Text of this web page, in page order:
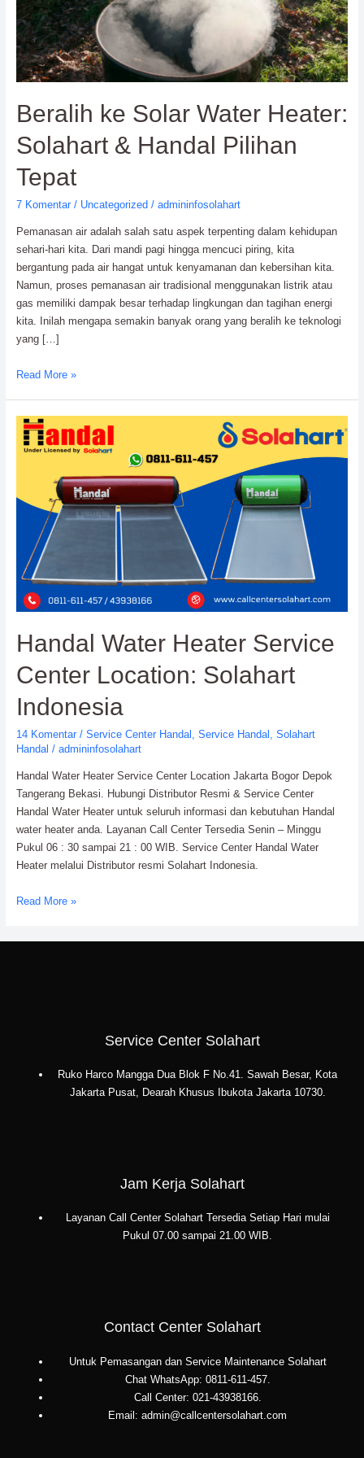
Beralih ke Solar Water Heater:
Solahart & Handal Pilihan
Tepat
7 Komentar / Uncategorized / admininfosolahart
Pemanasan air adalah salah satu aspek terpenting dalam kehidupan
sehari-hari kita. Dari mandi pagi hingga mencuci piring, kita
bergantung pada air hangat untuk kenyamanan dan kebersihan kita.
Namun, proses pemanasan air tradisional menggunakan listrik atau
gas memiliki dampak besar terhadap lingkungan dan tagihan energi
kita. Inilah mengapa semakin banyak orang yang beralih ke teknologi
yang […]
Solahart
&
Handal
Pilihan
Tepat
Read More »
Handal Water Heater Service
Center Location: Solahart
Indonesia
14 Komentar / Service Center Handal Service Handal
Solahart
Handal / admininfosolahart
Handal Water Heater Service Center Location Jakarta Bogor Depok
Tangerang Bekasi. Hubungi Distributor Resmi & Service Center
Handal Water Heater untuk seluruh informasi dan kebutuhan Handal
water heater anda. Layanan Call Center Tersedia Senin – Minggu
Pukul 06 : 30 sampai 21 : 00 WIB. Service Center Handal Water
Heater melalui Distributor resmi Solahart Indonesia.
Handal
Water
Center
Location:
Solahart
Indonesia
Read More »
Service Center Solahart
Ruko Harco Mangga Dua Blok F No.41. Sawah Besar, Kota
Jakarta Pusat, Dearah Khusus Ibukota Jakarta 10730.
Jam Kerja Solahart
Layanan Call Center Solahart Tersedia Setiap Hari mulai
Pukul 07.00 sampai 21.00 WIB.
Contact Center Solahart
Untuk Pemasangan dan Service Maintenance Solahart
Chat WhatsApp: 0811-611-457.
Call Center: 021-43938166.
Email: admin@callcentersolahart.com